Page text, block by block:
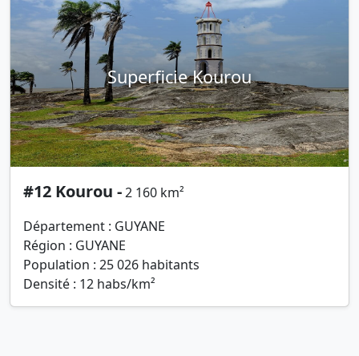
Superficie Kourou
#12 Kourou -2 160 km²
Département : GUYANE
Région : GUYANE
Population : 25 026 habitants
Densité : 12 habs/km²